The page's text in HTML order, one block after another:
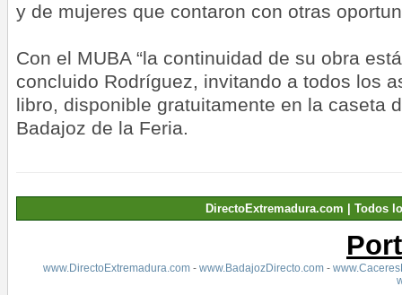
y de mujeres que contaron con otras
Con el MUBA “la continuidad de su obra
concluido Rodríguez, invitando a todos los
libro, disponible gratuitamente en la caseta
Badajoz de la Feria.
DirectoExtremadura.com | Todos
www.DirectoExtremadura.com- www.BadajozDirecto.com-